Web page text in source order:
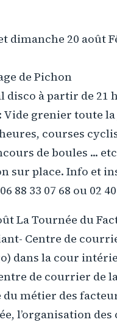
dimanche 20 août
de Pichon
disco à partir de 21
Vide grenier toute
courses
de boules ...
sur place. Info et
88 33 07 68 ou 02
La Tournée du
Centre de
dans la cour
de courrier de
du métier des
l’organisation